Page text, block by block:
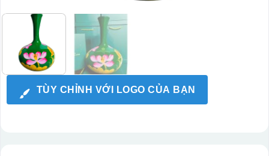
TÙY CHỈNH VỚI LOGO CỦA BẠN